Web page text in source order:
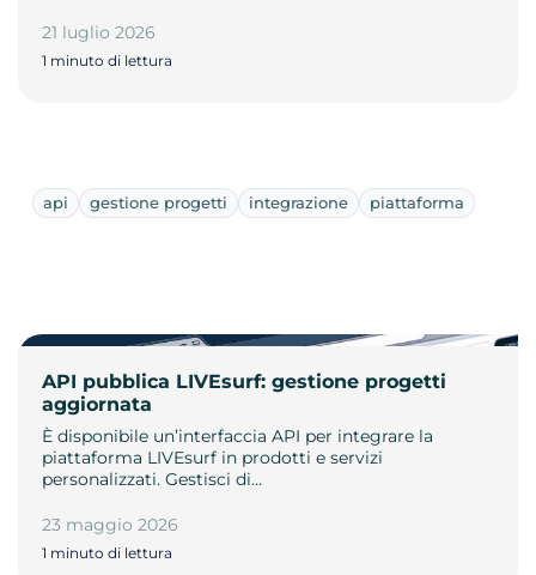
21 luglio 2026
1 minuto di lettura
api gestione progetti integrazione piattaforma
API pubblica LIVEsurf: gestione progetti
aggiornata
È disponibile un’interfaccia API per integrare la
piattaforma LIVEsurf in prodotti e servizi
personalizzati. Gestisci di…
23 maggio 2026
1 minuto di lettura